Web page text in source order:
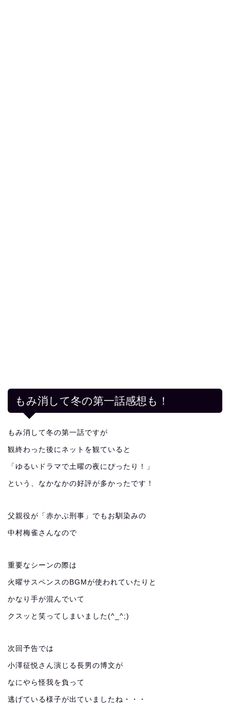
もみ消して冬の第一話感想も！
もみ消して冬の第一話ですが
観終わった後にネットを観ていると
「ゆるいドラマで土曜の夜にぴったり！」
という、なかなかの好評が多かったです！
父親役が「赤かぶ刑事」でもお馴染みの
中村梅雀さんなので
重要なシーンの際は
火曜サスペンスのBGMが使われていたりと
かなり手が混んでいて
クスッと笑ってしまいました(^_^;)
次回予告では
小澤征悦さん演じる長男の博文が
なにやら怪我を負って
逃げている様子が出ていましたね・・・